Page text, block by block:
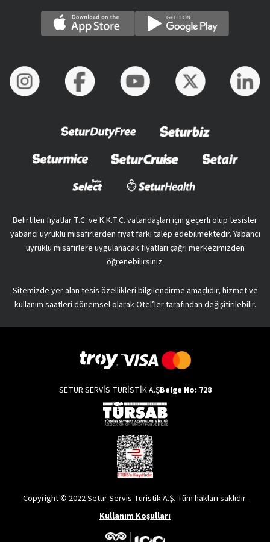
Belirtilen fiyatlar T.C. ve K.K.T.C. vatandaşları için geçerli olup tesisler
yabancı uyruklu misafirlerden fiyat farkı talep edebilmektedir. Yabancı
uyruklu misafirlere uygulanacak fiyatları çağrı merkezimizden
öğrenebilirsiniz.
Sitemizde yer alan tesis özellikleri bilgilendirme amaçlıdır, hizmet ve
kullanım saatleri dönemsel olarak Otel’ler tarafından değişitirilebilir.
SETUR SERVİS TURİSTİK A.ŞBelge No: 728
Copyright © 2022 Setur Servis Turistik A.Ş. Tüm hakları saklıdır.
Kullanım Koşulları